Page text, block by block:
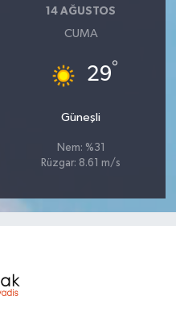
14 AĞUSTOS
CUMA
29°
Güneşli
Nem: %31
Rüzgar: 8.61 m/s